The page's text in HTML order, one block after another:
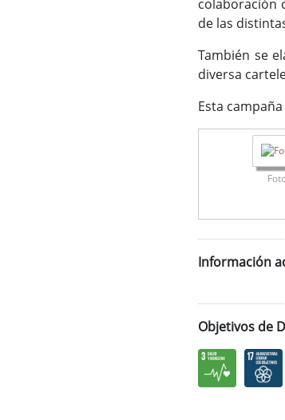
colaboración
de las
También se
diversa
Esta
Información
Objetivos de